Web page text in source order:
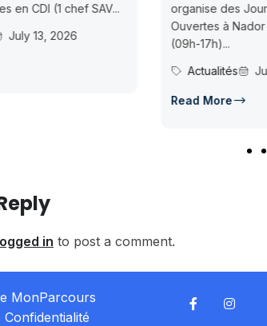
organise des Journées Portes
Ouvertes à Nador les 15-16 juillet
(09h-17h)...
July 13, 2026
in to post a comment.
MonParcours
Confidentialité